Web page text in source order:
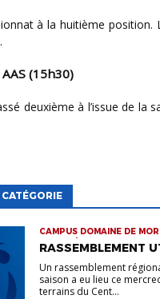
à la huitième position.
AAS (15h30)
deuxième à l’issue de la
CAMPUS DOMAINE DE
JEUNES | RASSEMBLEMENTS
RASSEMBLEMENT
Un rassemblement
saison a eu lieu ce
terrains du Cent...